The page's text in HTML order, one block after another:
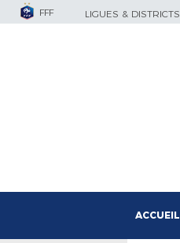
FFF LIGUES & DISTRICTS
ACCUEIL